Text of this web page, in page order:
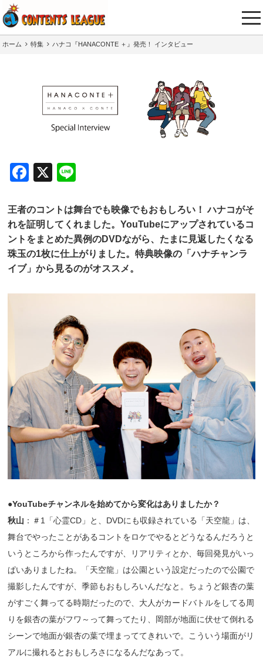
ホーム 特集 ハナコ『HANACONTE ＋』発売！ インタビュー
Facebook
X
王者のコントは舞台でも映像でもおもしろい！ ハナコがそ
れを証明してくれました。YouTubeにアップされているコ
ントをまとめた異例のDVDながら、たまに見返したくなる
珠玉の1枚に仕上がりました。特典映像の「ハナチャンラ
イブ」から見るのがオススメ。
●YouTubeチャンネルを始めてから変化はありましたか？
秋山 ：＃1「心霊CD」と、DVDにも収録されている「天空龍」は、
舞台でやったことがあるコントをロケでやるとどうなるんだろうと
いうところから作ったんですが、リアリティとか、毎回発見がいっ
ぱいありましたね。「天空龍」は公園という設定だったので公園で
撮影したんですが、季節もおもしろいんだなと。ちょうど銀杏の葉
がすごく舞ってる時期だったので、大人がカードバトルをしてる周
りを銀杏の葉がフワ～って舞ってたり、岡部が地面に伏せて倒れる
シーンで地面が銀杏の葉で埋まっててきれいで。こういう場面がリ
アルに撮れるとおもしろさになるんだなあって。